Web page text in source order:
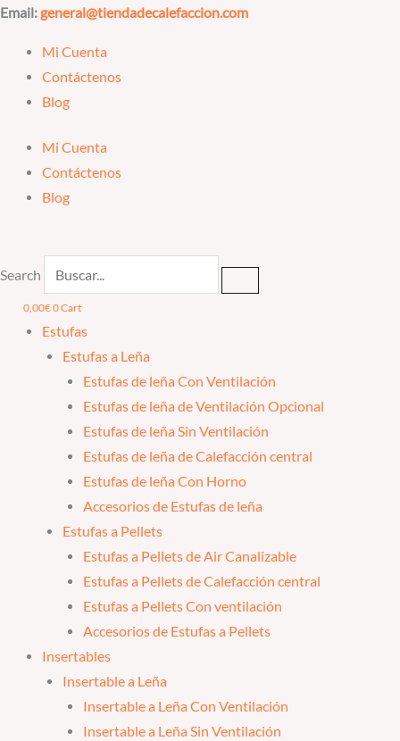
Ir
contenido
Email:general@tiendadecalefaccion.com
Mi Cuenta
Contáctenos
Blog
Mi Cuenta
Contáctenos
Blog
Search
0,00€0Cart
Estufas
Estufas a Leña
Estufas de leña Con Ventilación
Estufas de leña de Ventilación Opcional
Estufas de leña Sin Ventilación
Estufas de leña de Calefacción central
Estufas de leña Con Horno
Accesorios de Estufas de leña
Estufas a Pellets
Estufas a Pellets de Air Canalizable
Estufas a Pellets de Calefacción central
Estufas a Pellets Con ventilación
Accesorios de Estufas a Pellets
Insertables
Insertable a Leña
Insertable a Leña Con Ventilación
Insertable a Leña Sin Ventilación